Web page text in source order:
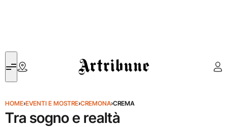
Artribune
HOME›EVENTI E MOSTRE›CREMONA›CREMA
Tra sogno e realtà